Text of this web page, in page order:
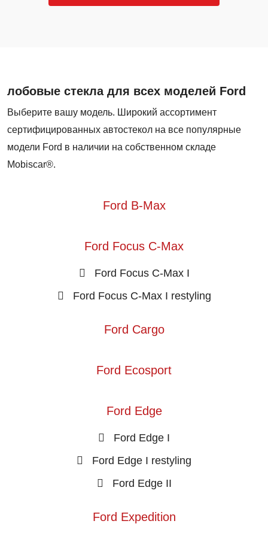
лобовые стекла для всех моделей Ford
Выберите вашу модель. Широкий ассортимент
сертифицированных автостекол на все популярные
модели Ford в наличии на собственном складе
Mobiscar®.
Ford B-Max
Ford Focus C-Max
Ford Focus C-Max I
Ford Focus C-Max I restyling
Ford Cargo
Ford Ecosport
Ford Edge
Ford Edge I
Ford Edge I restyling
Ford Edge II
Ford Expedition